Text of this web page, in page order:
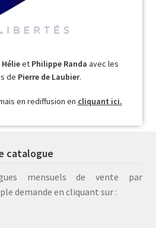
et Philippe Randa avec les
de Pierre de Laubier.
en rediffusion en cliquant ici.
catalogue
mensuels de vente par
demande en cliquant sur :